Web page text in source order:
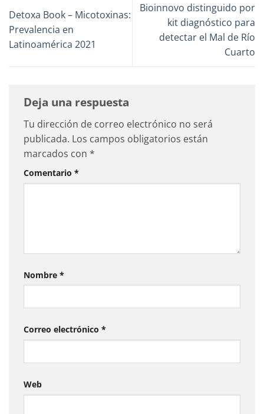
Detoxa Book – Micotoxinas:
Prevalencia en
Latinoamérica 2021
Bioinnovo distinguido por
kit diagnóstico para
detectar el Mal de Río
Cuarto
Deja una respuesta
Tu dirección de correo electrónico no será
publicada. Los campos obligatorios están
marcados con *
Comentario *
Nombre *
Correo electrónico *
Web